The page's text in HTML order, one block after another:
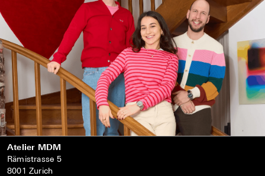
Atelier MDM
Rämistrasse 5
8001 Zurich